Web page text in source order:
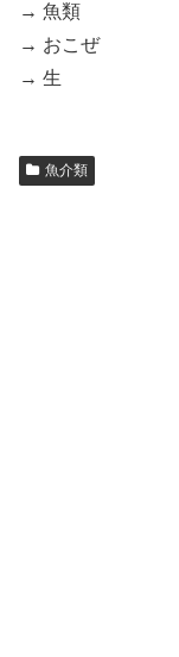
→ 魚類
→ おこぜ
→ 生
魚介類